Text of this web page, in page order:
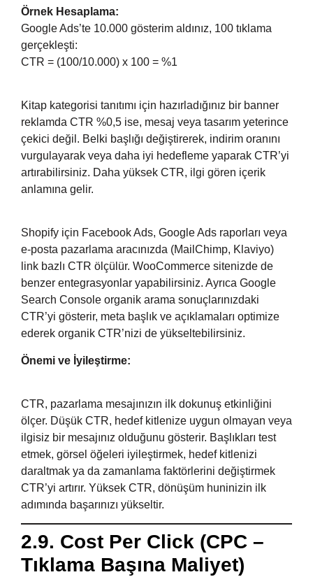
Örnek Hesaplama:
Google Ads’te 10.000 gösterim aldınız, 100 tıklama
gerçekleşti:
CTR = (100/10.000) x 100 = %1
Kitap kategorisi tanıtımı için hazırladığınız bir banner
reklamda CTR %0,5 ise, mesaj veya tasarım yeterince
çekici değil. Belki başlığı değiştirerek, indirim oranını
vurgulayarak veya daha iyi hedefleme yaparak CTR’yi
artırabilirsiniz. Daha yüksek CTR, ilgi gören içerik
anlamına gelir.
Shopify için Facebook Ads, Google Ads raporları veya
e-posta pazarlama aracınızda (MailChimp, Klaviyo)
link bazlı CTR ölçülür. WooCommerce sitenizde de
benzer entegrasyonlar yapabilirsiniz. Ayrıca Google
Search Console organik arama sonuçlarınızdaki
CTR’yi gösterir, meta başlık ve açıklamaları optimize
ederek organik CTR’nizi de yükseltebilirsiniz.
Önemi ve İyileştirme:
CTR, pazarlama mesajınızın ilk dokunuş etkinliğini
ölçer. Düşük CTR, hedef kitlenize uygun olmayan veya
ilgisiz bir mesajınız olduğunu gösterir. Başlıkları test
etmek, görsel öğeleri iyileştirmek, hedef kitlenizi
daraltmak ya da zamanlama faktörlerini değiştirmek
CTR’yi artırır. Yüksek CTR, dönüşüm huninizin ilk
adımında başarınızı yükseltir.
2.9. Cost Per Click (CPC –
Tıklama Başına Maliyet)